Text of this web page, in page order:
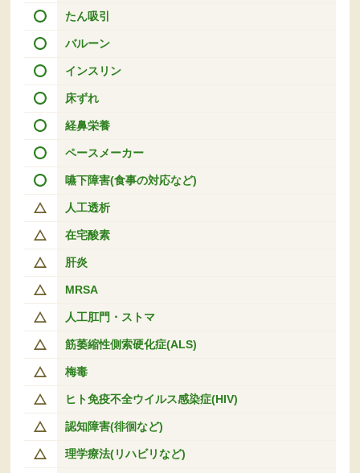
たん吸引
バルーン
インスリン
床ずれ
経鼻栄養
ペースメーカー
嚥下障害(食事の対応など)
人工透析
在宅酸素
肝炎
MRSA
人工肛門・ストマ
筋萎縮性側索硬化症(ALS)
梅毒
ヒト免疫不全ウイルス感染症(HIV)
認知障害(徘徊など)
理学療法(リハビリなど)